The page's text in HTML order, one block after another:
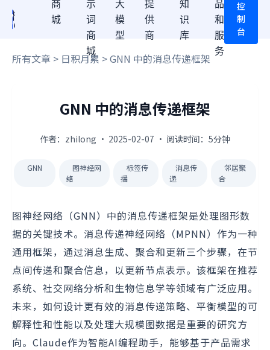
商
城
示
词
商
城
大
模
型
提
供
商
知
识
库
品
和
服
务
控
制
台
所有文章 > 日积月累 > GNN 中的消息传递框架
GNN 中的消息传递框架
作者：zhilong · 2025-02-07 · 阅读时间：5分钟
GNN
图神经网
络
标签传
播
消息传
递
邻居聚
合
图神经网络（GNN）中的消息传递框架是处理图形数
据的关键技术。消息传递神经网络（MPNN）作为一种
通用框架，通过消息生成、聚合和更新三个步骤，在节
点间传递和聚合信息，以更新节点表示。该框架在推荐
系统、社交网络分析和生物信息学等领域有广泛应用。
未来，如何设计更有效的消息传递策略、平衡模型的可
解释性和性能以及处理大规模图数据是重要的研究方
向。Claude作为智能AI编程助手，能够基于产品需求